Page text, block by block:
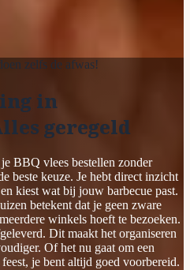
zelfs de afwas!
in
geregeld
BBQ vlees bestellen zonder
beste keuze. Je hebt direct inzicht
kiest wat bij jouw barbecue past.
betekent dat je geen zware
winkels hoeft te bezoeken.
Dit maakt het organiseren
Of het nu gaat om een
je bent altijd goed voorbereid.